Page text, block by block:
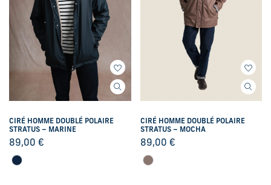
CIRÉ HOMME DOUBLÉ POLAIRE
STRATUS – MARINE
89,00 €
CIRÉ HOMME DOUBLÉ POLAIRE
STRATUS – MOCHA
89,00 €